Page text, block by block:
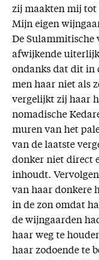
zij maakten mij tot
Mijn eigen
De Sulammitische
afwijkende
ondanks dat dit in
men haar niet als
vergelijkt zij haar
nomadische
muren van het
van de laatste
donker niet direct
inhoudt.
van haar donkere
in de zon omdat
de wijngaarden
haar weg te
haar zodoende te